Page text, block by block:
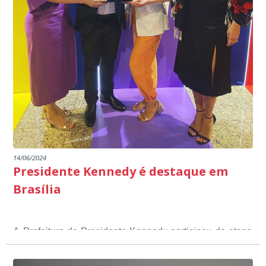
14/06/2024
Presidente Kennedy é destaque em
Brasília
A Prefeitura de Presidente Kennedy participou da etapa
nacional do 12º Prêmio Sebrae Prefeitura
Empreendedora, que visou valorizar e destacar o papel